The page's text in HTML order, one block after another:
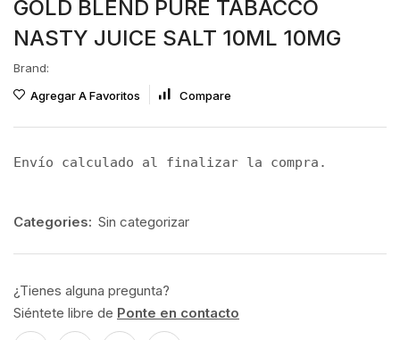
GOLD BLEND PURE TABACCO
NASTY JUICE SALT 10ML 10MG
Brand:
Agregar A Favoritos
Compare
Envío calculado al finalizar la compra.
Categories: Sin categorizar
¿Tienes alguna pregunta?
Siéntete libre de Ponte en contacto